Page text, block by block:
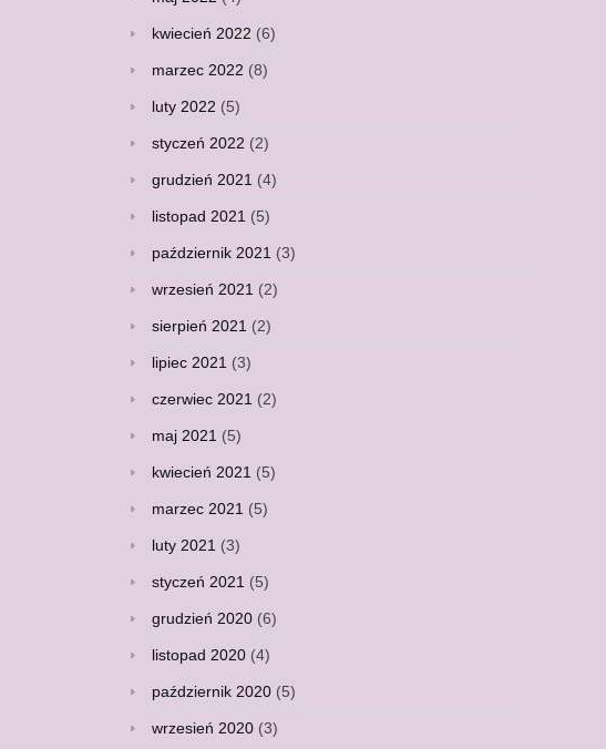
kwiecień 2022 (6)
marzec 2022 (8)
luty 2022 (5)
styczeń 2022 (2)
grudzień 2021 (4)
listopad 2021 (5)
październik 2021 (3)
wrzesień 2021 (2)
sierpień 2021 (2)
lipiec 2021 (3)
czerwiec 2021 (2)
maj 2021 (5)
kwiecień 2021 (5)
marzec 2021 (5)
luty 2021 (3)
styczeń 2021 (5)
grudzień 2020(6)
listopad 2020(4)
październik 2020(5)
wrzesień 2020(3)